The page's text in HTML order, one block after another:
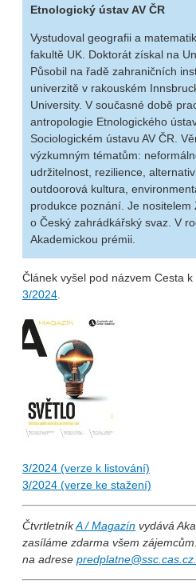
Etnologický ústav AV ČR
Vystudoval geografii a
fakultě UK. Doktorát získal na
Působil na řadě zahraničních
univerzitě v rakouském
University. V současné době
antropologie Etnologického
Sociologickém ústavu AV ČR.
výzkumným tématům:
udržitelnost, rezilience,
outdoorová kultura,
produkce poznání. Je
o Český zahrádkářský svaz. V
Akademickou prémii.
Článek vyšel pod názvem Cesta
3/2024
3/2024 (verze k listování)
3/2024 (verze ke stažení)
ČtvrtletníkA / Magazín vydává
zasíláme zdarma všem
na adrese predplatne@ssc.cas.cz